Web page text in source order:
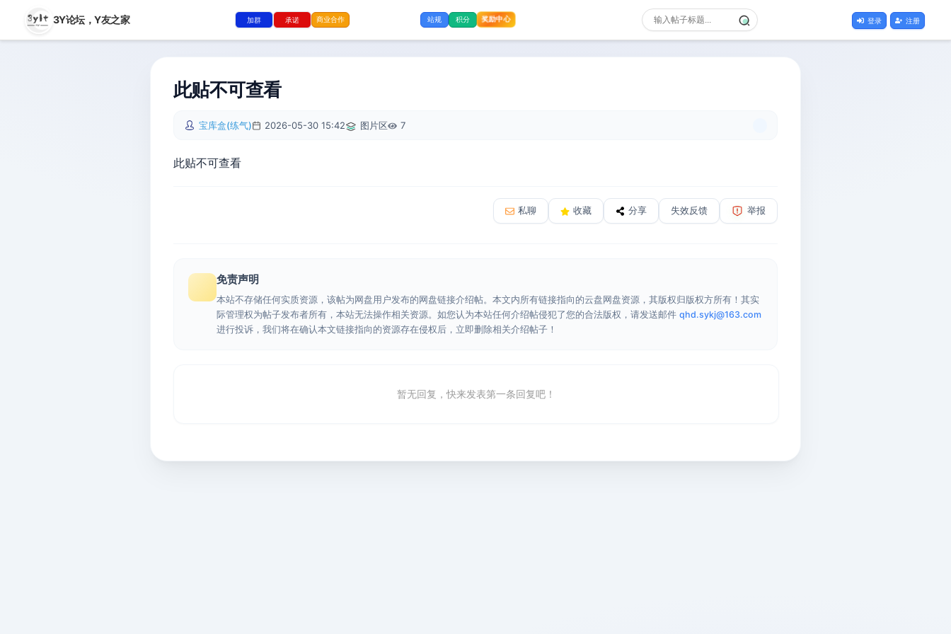
3Y论坛，Y友之家 加群 承诺 商业合作 站规 积分 奖励中心 登录 注册
此贴不可查看
宝库盒(练气) 2026-05-30 15:42 图片区 7
此贴不可查看
私聊 收藏 分享 失效反馈 举报
免责声明
本站不存储任何实质资源，该帖为网盘用户发布的网盘链接介绍帖。本文内所有链接指向的云盘网盘资源，其版权归版权方所有！其实
际管理权为帖子发布者所有，本站无法操作相关资源。如您认为本站任何介绍帖侵犯了您的合法版权，请发送邮件 qhd.sykj@163.com
进行投诉，我们将在确认本文链接指向的资源存在侵权后，立即删除相关介绍帖子！
暂无回复，快来发表第一条回复吧！